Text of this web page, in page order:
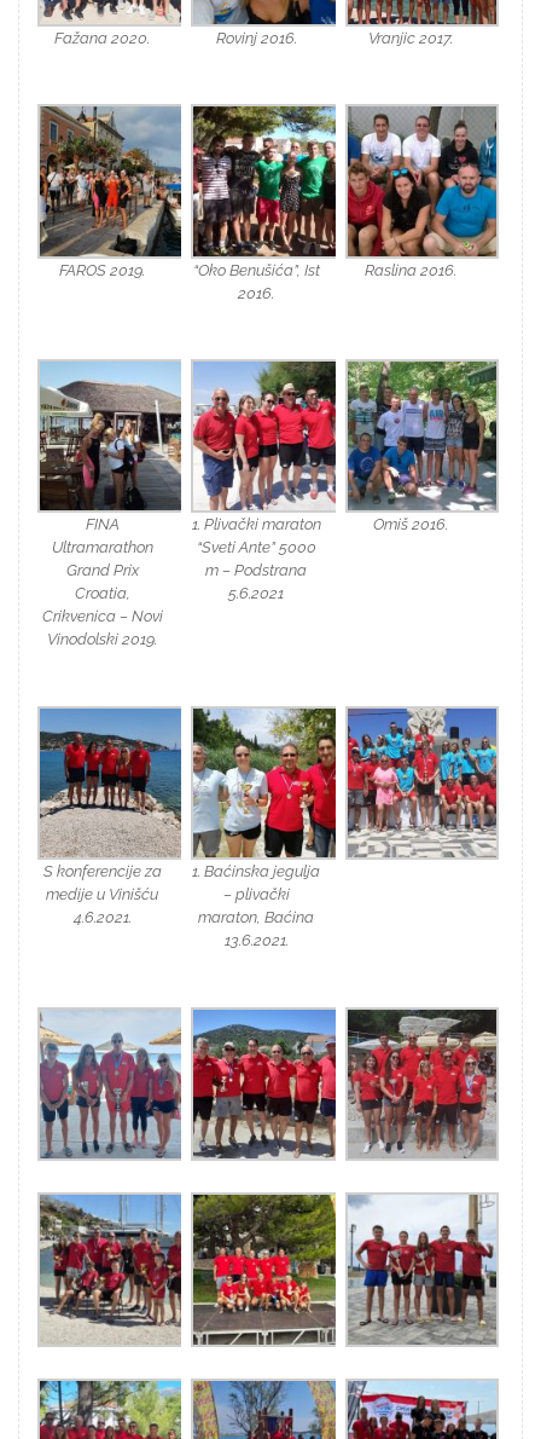
Fažana 2020. Rovinj 2016. Vranjic 2017.
FAROS 2019.
“Oko Benušića”, Ist
2016.
Raslina 2016.
FINA
Ultramarathon
Grand Prix
Croatia,
Crikvenica – Novi
Vinodolski 2019.
1. Plivački maraton
“Sveti Ante” 5000
m – Podstrana
5.6.2021
Omiš 2016.
S konferencije za
medije u Vinišću
4.6.2021.
1. Baćinska jegulja
– plivački
maraton, Baćina
13.6.2021.